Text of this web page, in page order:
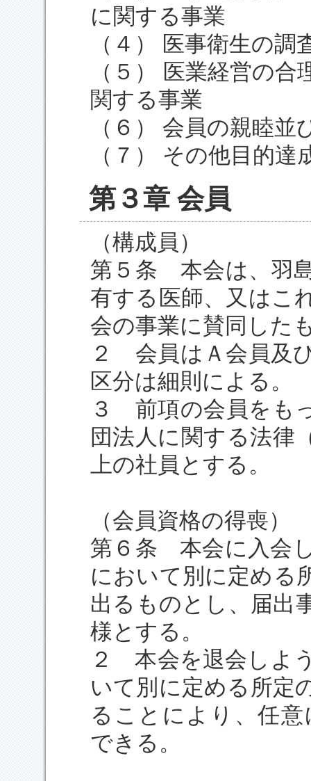
に関する事業
（４） 医事衛生の
（５） 医業経営の
関する事業
（６） 会員の親睦
（７） その他目的達
第３章 会員
（構成員）
第５条 本会は、羽
有する医師、又はこ
会の事業に賛同した
２ 会員はＡ会員及
区分は細則による。
３ 前項の会員をも
団法人に関する法律
上の社員とする。
（会員資格の得喪）
第６条 本会に入会
において別に定める
出るものとし、届出
様とする。
２ 本会を退会しよ
いて別に定める所定
ることにより、任
できる。